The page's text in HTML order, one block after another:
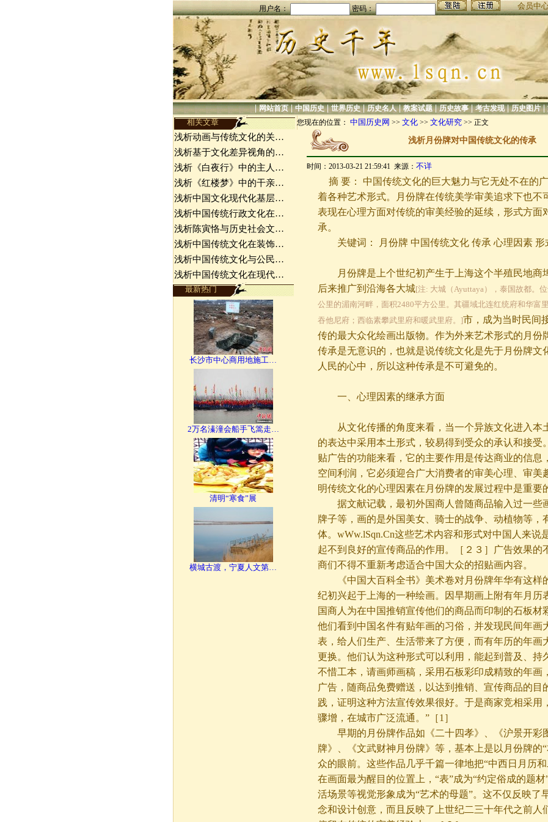
用户名： 密码： 会员中
|网站首页|中国历史|世界历史|历史名人|教案试题|历史故事|考古发现|历史图片|
相关文章
您现在的位置： 中国历史网 >> 文化>> 文化研究>> 正文
浅析动画与传统文化的关…
浅析基于文化差异视角的…
浅析《白夜行》中的主人…
浅析《红楼梦》中的干亲…
浅析中国文化现代化基层…
浅析中国传统行政文化在…
浅析陈寅恪与历史社会文…
浅析中国传统文化在装饰…
浅析中国传统文化与公民…
浅析中国传统文化在现代…
最新热门
长沙市中心商用地施工…
2万名溱潼会船手飞篙走…
清明“寒食”展
横城古渡，宁夏人文第…
浅析月份牌对中国传统文化的传承
时间：2013-03-21 21:59:41 来源： 不详
摘 要： 中国传统文化的巨大魅力与它无处不在的
着各种艺术形式。月份牌在传统美学审美追求下也不
表现在心理方面对传统的审美经验的延续，形式方面
承。
关键词： 月份牌 中国传统文化 传承 心理因素 形
月份牌是上个世纪初产生于上海这个半殖民地商
后来推广到沿海各大城[注: 大城（Ayuttaya），泰国故都。
公里的湄南河畔，面积2480平方公里。其疆域北连红统府和华富
吞他尼府；西临素攀武里府和暖武里府。]市，成为当时民间
传的最大众化绘画出版物。作为外来艺术形式的月份
传承是无意识的，也就是说传统文化是先于月份牌文
人民的心中，所以这种传承是不可避免的。
一、心理因素的继承方面
从文化传播的角度来看，当一个异族文化进入本
的表达中采用本土形式，较易得到受众的承认和接受
贴广告的功能来看，它的主要作用是传达商业的信息
空间利润，它必须迎合广大消费者的审美心理、审美
明传统文化的心理因素在月份牌的发展过程中是重要
据文献记载，最初外国商人曾随商品输入过一些
牌子等，画的是外国美女、骑士的战争、动植物等，
体。wWw.lSqn.Cn这些艺术内容和形式对中国人来说
起不到良好的宣传商品的作用。［２３］广告效果的
商们不得不重新考虑适合中国大众的招贴画内容。
《中国大百科全书》美术卷对月份牌年华有这样
纪初兴起于上海的一种绘画。因早期画上附有年月历
国商人为在中国推销宣传他们的商品而印制的石板材
他们看到中国名件有贴年画的习俗，并发现民间年画
表，给人们生产、生活带来了方便，而有年历的年画
更换。他们认为这种形式可以利用，能起到普及、持
不惜工本，请画师画稿，采用石板彩印成精致的年画
广告，随商品免费赠送，以达到推销、宣传商品的目
践，证明这种方法宣传效果很好。于是商家竞相采用
骤增，在城市广泛流通。”［1］
早期的月份牌作品如《二十四孝》、《沪景开彩
牌》、《文武财神月份牌》等，基本上是以月份牌的
众的眼前。这些作品几乎千篇一律地把“中西日月历
在画面最为醒目的位置上，“表”成为“约定俗成的题
活场景等视觉形象成为“艺术的母题”。这不仅反映了
念和设计创意，而且反映了上世纪二三十年代之前人